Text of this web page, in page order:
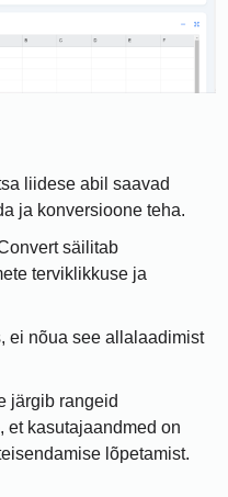
liidese abil saavad
ja konversioone teha.
säilitab
terviklikkuse ja
ei nõua see allalaadimist
järgib rangeid
et kasutajaandmed on
lõpetamist.